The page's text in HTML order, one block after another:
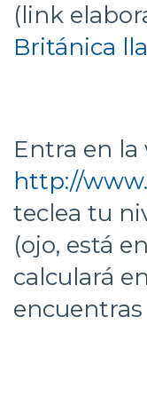
(link
Británica
Entra en la
http://
teclea tu
(ojo, está
calculará